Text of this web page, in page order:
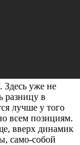
уже не
разницу в
лучше у того
всем позициям.
вверх динамик
само-собой